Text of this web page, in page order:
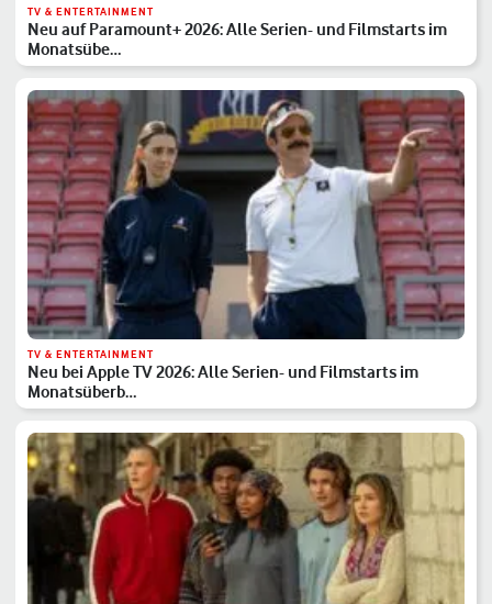
TV & ENTERTAINMENT
Neu auf Paramount+ 2026: Alle Serien- und Filmstarts im
Monatsübe…
TV & ENTERTAINMENT
Neu bei Apple TV 2026: Alle Serien- und Filmstarts im
Monatsüberb…